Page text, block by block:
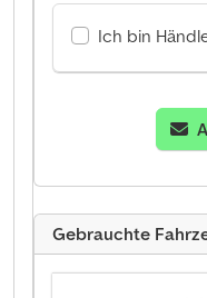
Ich bin
Gebrauchte